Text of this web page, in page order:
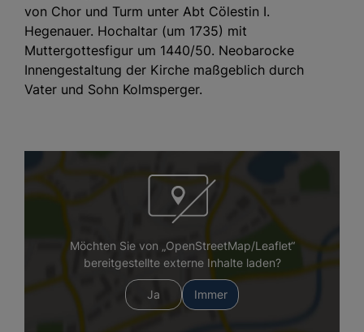
von Chor und Turm unter Abt Cölestin I.
Hegenauer. Hochaltar (um 1735) mit
Muttergottesfigur um 1440/50. Neobarocke
Innengestaltung der Kirche maßgeblich durch
Vater und Sohn Kolmsperger.
Möchten Sie von „OpenStreetMap/Leaflet“
bereitgestellte externe Inhalte laden?
Ja Immer